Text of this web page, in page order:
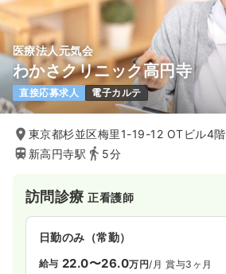
医療法人元気会
わかさクリニック高円寺
直接応募求人 電子カルテ
東京都杉並区梅里1-19-12 OTビル4階
新高円寺駅
5分
訪問診療正看護師
日勤のみ（常勤）
給与 22.0〜26.0万円/月 賞与3ヶ月